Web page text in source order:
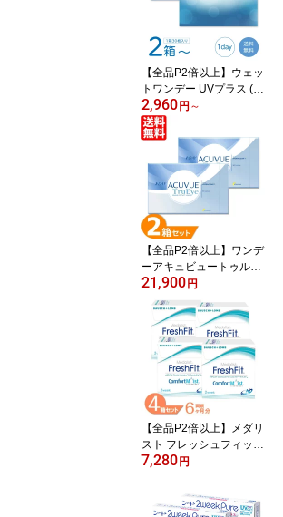
うるおいプラス 1dayPur
e 国産 うるおい 近視 最
短即日発送 送料無料
【全品P2倍以上】ウェッ
トワンデー UVプラス (1
箱30枚) コンタクトレン
ズ ワンデー wet1day UV
+ うるおい MPCポリマー
紫外線カット メール便発
送 まとめ買い 送料無料
2,960円 ～
【全品P2倍以上】ワンデ
ーアキュビュートゥルー
アイ 2箱セット (1箱90
枚) ジョンソン・エン
ド・ジョンソン コンタク
トレンズ ワンデー 1日使
い捨て コンタクト 1day
acuvue trueye UVカット
送料無料 【一部欠品度数
あり】 【一部度数欠品
中】
21,900円
【全品P2倍以上】メダリ
スト フレッシュフィット
コンフォートモイスト 4
ロム コンタクトレンズ 2
week メダリスト 2週間
7,280円